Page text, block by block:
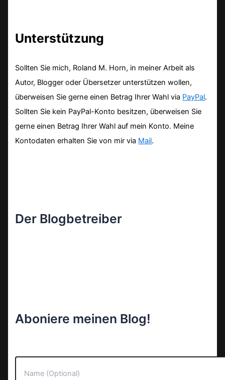
Unterstützung
Sollten Sie mich, Roland M. Horn, in meiner Arbeit als
Autor, Blogger oder Übersetzer unterstützen wollen,
überweisen Sie gerne einen Betrag Ihrer Wahl via PayPal.
Sollten Sie kein PayPal-Konto besitzen, überweisen Sie
gerne einen Betrag Ihrer Wahl auf mein Konto. Meine
Kontodaten erhalten Sie von mir via Mail.
Der Blogbetreiber
Aboniere meinen Blog!